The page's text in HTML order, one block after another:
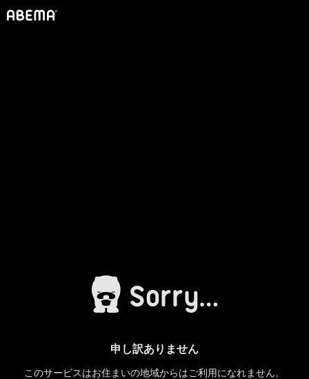
申し訳ありません
このサービスはお住まいの地域からはご利用になれません。